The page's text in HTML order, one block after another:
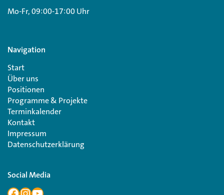
Mo-Fr, 09:00-17:00 Uhr
Navigation
Start
Über uns
Positionen
Programme & Projekte
Terminkalender
Kontakt
Impressum
Datenschutzerklärung
Social Media